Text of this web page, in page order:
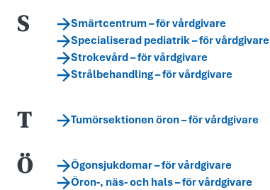
S
Smärtcentrum – för vårdgivare
Specialiserad pediatrik – för vårdgivare
Strokevård – för vårdgivare
Strålbehandling – för vårdgivare
T Tumörsektionen öron – för vårdgivare
Ö
Ögonsjukdomar – för vårdgivare
Öron-, näs- och hals – för vårdgivare